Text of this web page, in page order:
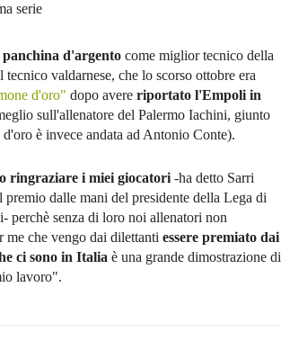
serie
d'argento come miglior tecnico della
valdarnese, che lo scorso ottobre era
d'oro" dopo avere riportato l'Empoli in
sull'allenatore del Palermo Iachini, giunto
è invece andata ad Antonio Conte).
ringraziare i miei giocatori -ha detto Sarri
dalle mani del presidente della Lega di
perchè senza di loro noi allenatori non
me che vengo dai dilettanti essere premiato dai
ci sono in Italia è una grande dimostrazione di
lavoro".